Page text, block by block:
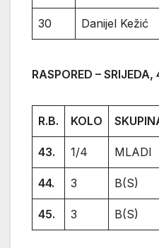
30 Danijel Kežić
RASPORED –
R.B. KOLO
43. 1/4 MLADI
44. 3 B(S)
45. 3 B(S)